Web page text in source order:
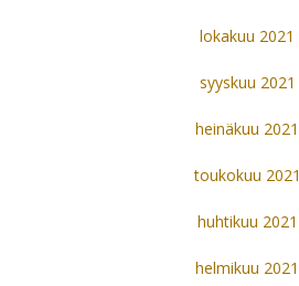
lokakuu 2021
syyskuu 2021
heinäkuu 2021
toukokuu 2021
huhtikuu 2021
helmikuu 2021